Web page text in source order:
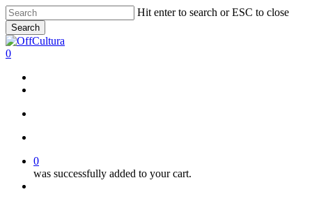
Skip
to
main
content
Hit enter to search or ESC to close
Search
Close
Search
search
account
0
0
was successfully added to your cart.